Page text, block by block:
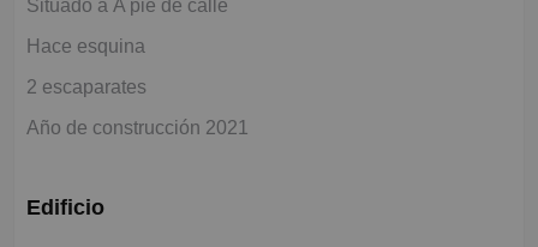
Situado a A pie de calle
Hace esquina
2 escaparates
Año de construcción 2021
Edificio